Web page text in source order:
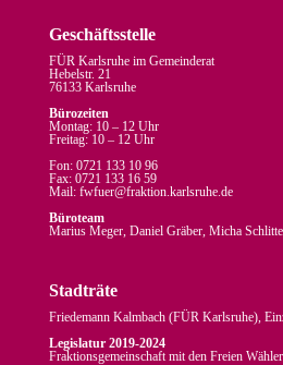
Geschäftsstelle
FÜR Karlsruhe im Gemeinderat
Hebelstr. 21
76133 Karlsruhe
Bürozeiten
Montag: 10 – 12 Uhr
Freitag: 10 – 12 Uhr
Fon: 0721 133 10 96
Fax: 0721 133 16 59
Mail: fwfuer@fraktion. karlsruhe. de
Büroteam
Marius Meger, Daniel Gräber, Micha
Stadträte
Friedemann Kalmbach (FÜR Karlsruhe),
Legislatur 2019-2024
Fraktionsgemeinschaft mit den Freien